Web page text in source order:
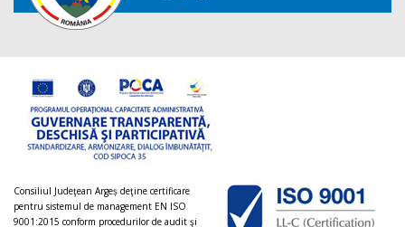
Consiliul Judeţean Argeș deţine certificare
pentru sistemul de management EN ISO
9001:2015 conform procedurilor de audit şi